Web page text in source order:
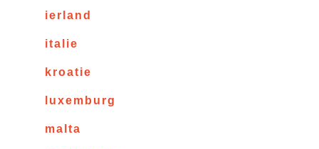
ierland
italie
kroatie
luxemburg
malta